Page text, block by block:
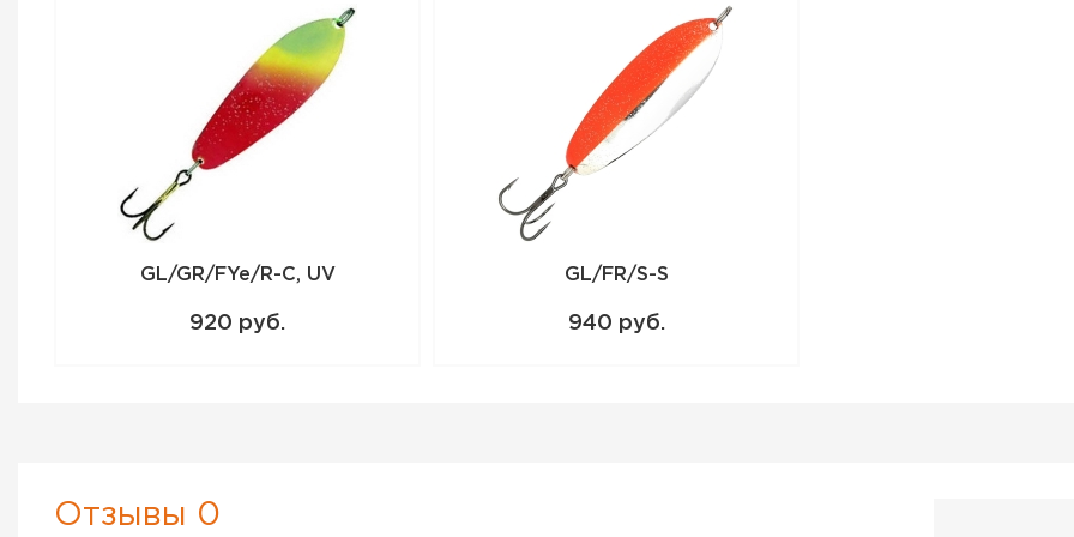
GL/GR/FYe/R-C, UV
920 руб.
GL/FR/S-S
940 руб.
Отзывы 0